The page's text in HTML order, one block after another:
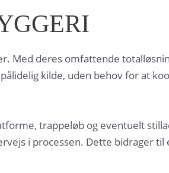
Med deres omfattende
kilde, uden behov for at
trappeløb og eventuelt
i processen. Dette bidrager til